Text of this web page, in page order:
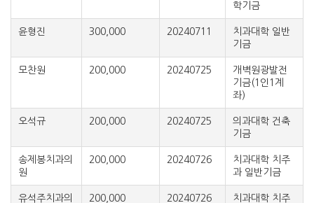
학기금
윤형진 300,000 20240711
치과대학 일반
기금
모찬원 200,000 20240725
개벽원광발전
기금(1인1계
좌)
오석규 200,000 20240725
의과대학 건축
기금
송제봉치과의
원
200,000 20240726
치과대학 치주
과 일반기금
유석주치과의
200,000 20240726
치과대학 치주